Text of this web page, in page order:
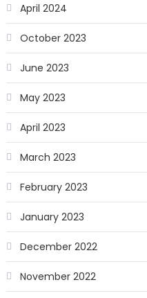
April 2024
October 2023
June 2023
May 2023
April 2023
March 2023
February 2023
January 2023
December 2022
November 2022